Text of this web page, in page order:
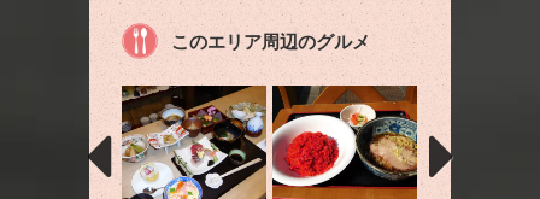
このエリア周辺のグルメ